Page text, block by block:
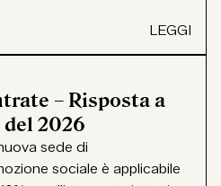
LEGGI
– Risposta a
2026
sede di
sociale è applicabile